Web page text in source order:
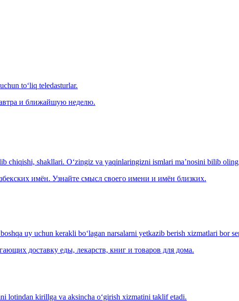
to‘liq teledasturlar.
и ближайшую неделю.
chiqishi, shakllari. O‘zingiz va yaqinlaringizni ismlari ma’nosini bilib
имён. Узнайте смысл своего имени и имён близких.
uy uchun kerakli bo‘lagan narsalarni yetkazib berish xizmatlari bor
доставку еды, лекарств, книг и товаров для дома.
lotindan kirillga va aksincha o‘girish xizmatini taklif etadi.